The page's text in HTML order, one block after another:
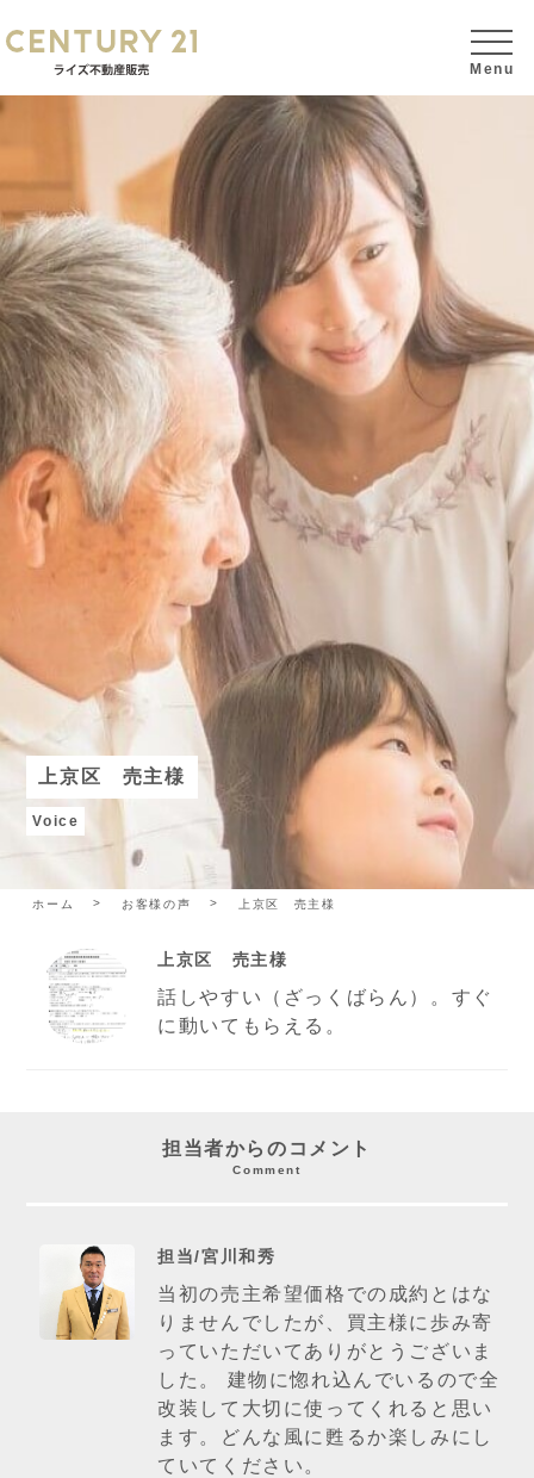
上京区 売主様
Voice
ホーム お客様の声 上京区 売主様
上京区 売主様
話しやすい（ざっくばらん）。すぐ
に動いてもらえる。
担当者からのコメント
Comment
担当/宮川和秀
当初の売主希望価格での成約とはな
りませんでしたが、買主様に歩み寄
っていただいてありがとうございま
した。 建物に惚れ込んでいるので全
改装して大切に使ってくれると思い
ます。どんな風に甦るか楽しみにし
ていてください。